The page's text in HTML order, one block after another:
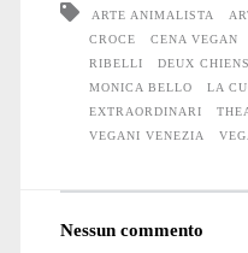
ARTE ANIMALISTA
CROCE
CENA VEGAN
RIBELLI
DEUX
MONICA BELLO
LA
EXTRAORDINARI
VEGANI VENEZIA
Nessun commento